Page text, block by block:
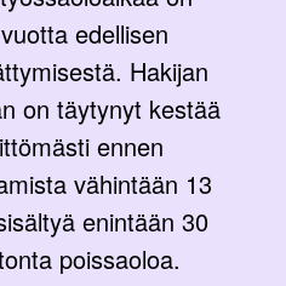
edellisen
Hakijan
on täytynyt kestää
ennen
vähintään 13
enintään 30
poissaoloa.